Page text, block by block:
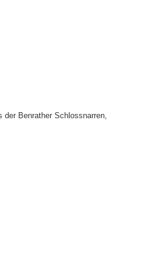
der Benrather Schlossnarren,